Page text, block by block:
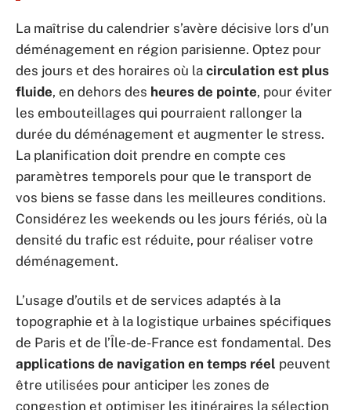
La maîtrise du calendrier s’avère décisive lors d’un
déménagement en région parisienne. Optez pour
des jours et des horaires où la circulation est plus
fluide, en dehors des heures de pointe, pour éviter
les embouteillages qui pourraient rallonger la
durée du déménagement et augmenter le stress.
La planification doit prendre en compte ces
paramètres temporels pour que le transport de
vos biens se fasse dans les meilleures conditions.
Considérez les weekends ou les jours fériés, où la
densité du trafic est réduite, pour réaliser votre
déménagement.
L’usage d’outils et de services adaptés à la
topographie et à la logistique urbaines spécifiques
de Paris et de l’Île-de-France est fondamental. Des
applications de navigation en temps réel peuvent
être utilisées pour anticiper les zones de
congestion et optimiser les itinéraires la sélection